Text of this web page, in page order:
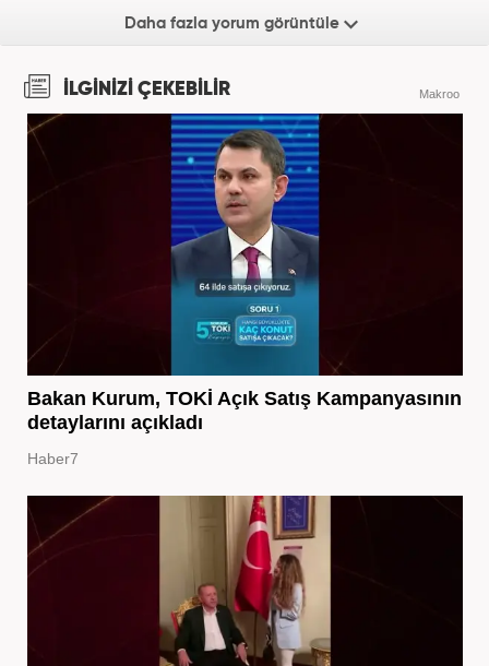
Daha fazla yorum görüntüle
İLGİNİZİ ÇEKEBİLİR Makroo
Bakan Kurum, TOKİ Açık Satış Kampanyasının
detaylarını açıkladı
Haber7